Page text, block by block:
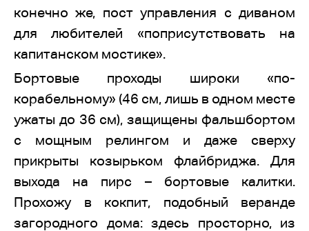
конечно же, пост управления с диваном
для любителей «поприсутствовать на
капитанском мостике».
Бортовые проходы широки «по-
корабельному» (46 см, лишь в одном месте
ужаты до 36 см), защищены фальшбортом
с мощным релингом и даже сверху
прикрыты козырьком флайбриджа. Для
выхода на пирс – бортовые калитки.
Прохожу в кокпит, подобный веранде
загородного дома: здесь просторно, из